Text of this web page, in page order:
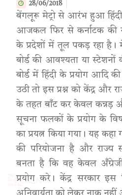
28/06/2018
बेंगलूरू मेट्रो से आरंभ हुआ
आजकल फिर से कर्नाटक की
के प्रदेशों में तूल पकड़ रहा है।
बोर्ड की आवश्यता या
बोर्ड में हिंदी के प्रयोग आदि
उठी तो इस प्रश्न को केंद्र और
के तहत बाँट कर केवल कन्नड़
सूचना फलकों के प्रयोग के
का प्रयत्न किया गया। यह कहा
की परियोजना है और राज्य
बनता है कि वह केवल अँग्रेजी
प्रयोग करे। केंद्र सरकार इस
EN